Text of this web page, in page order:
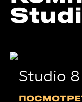
Studio 8